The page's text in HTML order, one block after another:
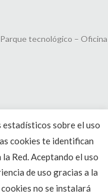
tecnológico – Oficina
sobre el uso
cookies te identifican
Red. Aceptando el uso
de uso gracias a la
no se instalará